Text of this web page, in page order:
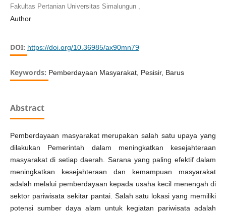
Fakultas Pertanian Universitas Simalungun,
Author
DOI: https://doi.org/10.36985/ax90mn79
Keywords: Pemberdayaan Masyarakat, Pesisir, Barus
Abstract
Pemberdayaan masyarakat merupakan salah satu upaya yang
dilakukan Pemerintah dalam meningkatkan kesejahteraan
masyarakat di setiap daerah. Sarana yang paling efektif dalam
meningkatkan kesejahteraan dan kemampuan masyarakat
adalah melalui pemberdayaan kepada usaha kecil menengah di
sektor pariwisata sekitar pantai. Salah satu lokasi yang memiliki
potensi sumber daya alam untuk kegiatan pariwisata adalah